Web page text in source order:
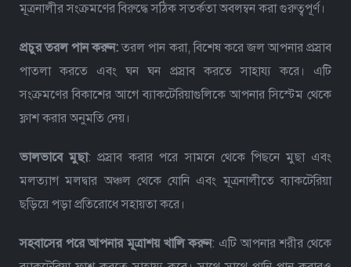
মূত্রনালীর সংক্রমণের বিরুদ্ধে সঠিক সতর্কতা অবলম্বন করা গুরুত্বপূর্ণ।
প্রচুর তরল পান করুন:তরল পান করা, বিশেষ করে জল আপনার প্রস্রাব
পাতলা করতে এবং ঘন ঘন প্রস্রাব করতে সাহায্য করে। এটি
সংক্রমণের বিকাশের আগে ব্যাকটেরিয়াগুলিকে আপনার সিস্টেম থেকে
ফ্লাশ করার অনুমতি দেয়।
ভালভাবে মুছা: প্রস্রাব করার পরে সামনে থেকে পিছনে মুছা এবং
মলত্যাগ মলদ্বার অঞ্চল থেকে যোনি এবং মূত্রনালীতে ব্যাকটেরিয়া
ছড়িয়ে পড়া প্রতিরোধে সহায়তা করে।
সহবাসের পরে আপনার মূত্রাশয় খালি করুন: এটি আপনার শরীর থেকে